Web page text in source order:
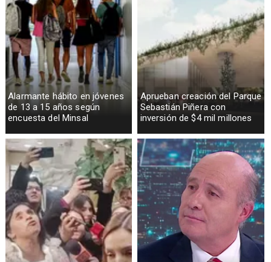
Alarmante hábito en jóvenes
de 13 a 15 años según
encuesta del Minsal
Aprueban creación del Parque
Sebastián Piñera con
inversión de $4 mil millones